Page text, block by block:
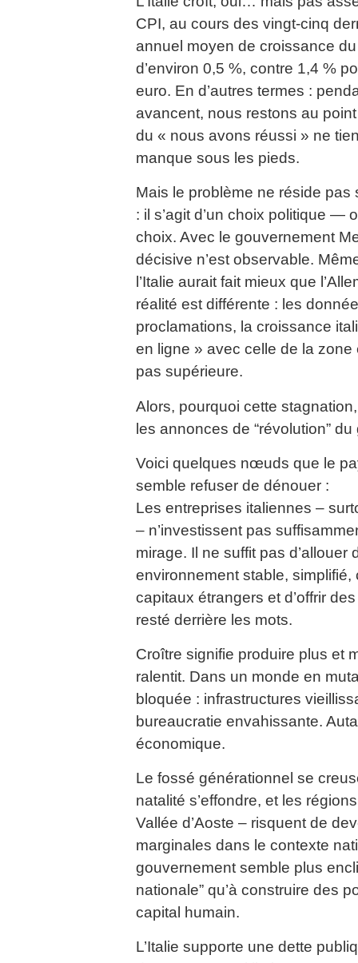
CPI, au cours des vingt-cinq
annuel moyen de croissance
d’environ 0,5 %, contre 1,4 %
euro. En d’autres termes :
avancent, nous restons au
du « nous avons réussi » ne
manque sous les pieds.
Mais le problème ne réside
: il s’agit d’un choix politique —
choix. Avec le gouvernement
décisive n’est observable.
l’Italie aurait fait mieux que
réalité est différente : les
proclamations, la croissance
en ligne » avec celle de la
pas supérieure.
Alors, pourquoi cette
les annonces de “révolution”
Voici quelques nœuds que le
semble refuser de dénouer :
Les entreprises italiennes –
– n’investissent pas
mirage. Il ne suffit pas d’allouer
environnement stable, simplifié,
capitaux étrangers et d’offrir
resté derrière les mots.
Croître signifie produire plus et
ralentit. Dans un monde en
bloquée : infrastructures
bureaucratie envahissante.
économique.
Le fossé générationnel se
natalité s’effondre, et les
Vallée d’Aoste – risquent de
marginales dans le contexte
gouvernement semble plus
nationale” qu’à construire des
capital humain.
L’Italie supporte une dette